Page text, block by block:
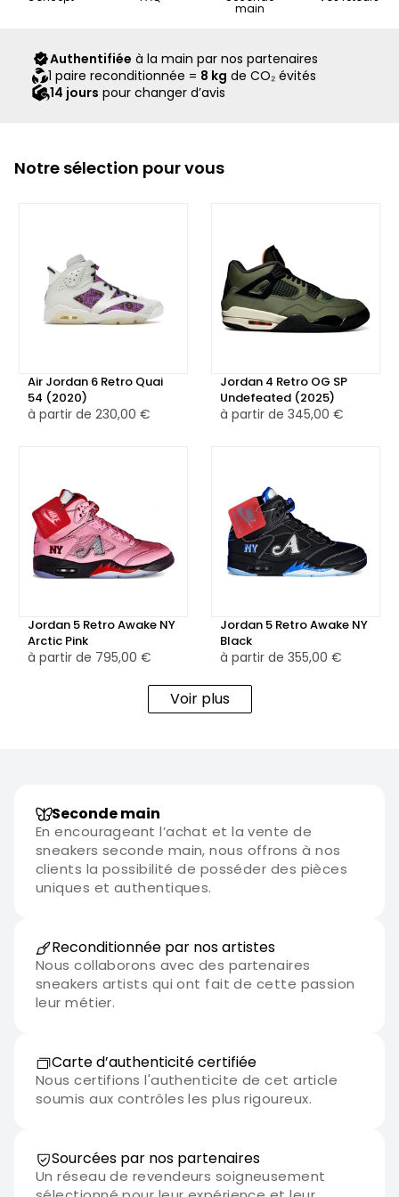
scellé Second Step attestant qu’ils ont été contrôlés et
expédiés par notre équipe.
main
Authentifiée à la main par nos partenaires
1 paire reconditionnée = 8 kg de CO₂ évités
14 jours pour changer d’avis
Notre sélection pour vous
Air Jordan 6 Retro Quai
54 (2020)
à partir de 230,00 €
Jordan 4 Retro OG SP
Undefeated (2025)
à partir de 345,00 €
Jordan 5 Retro Awake NY
Arctic Pink
à partir de 795,00 €
Jordan 5 Retro Awake NY
Black
à partir de 355,00 €
Voir plus
Seconde main
En encourageant l’achat et la vente de
sneakers seconde main, nous offrons à nos
clients la possibilité de posséder des pièces
uniques et authentiques.
Reconditionnée par nos artistes
Nous collaborons avec des partenaires
sneakers artists qui ont fait de cette passion
leur métier.
Carte d’authenticité certifiée
Nous certifions l'authenticite de cet article
soumis aux contrôles les plus rigoureux.
Sourcées par nos partenaires
Un réseau de revendeurs soigneusement